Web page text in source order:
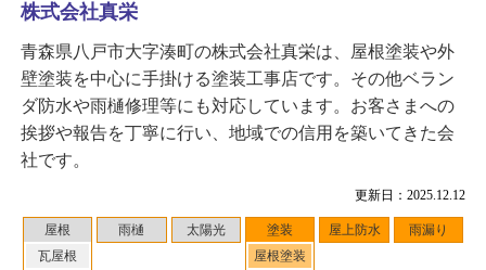
更新日：2025.12.12
屋根
瓦屋根
雨樋 太陽光
塗装
屋根塗装
屋上防水 雨漏り
株式会社真栄
青森県八戸市大字湊町の株式会社真栄は、屋根塗装や外
壁塗装を中心に手掛ける塗装工事店です。その他ベラン
ダ防水や雨樋修理等にも対応しています。お客さまへの
挨拶や報告を丁寧に行い、地域での信用を築いてきた会
社です。